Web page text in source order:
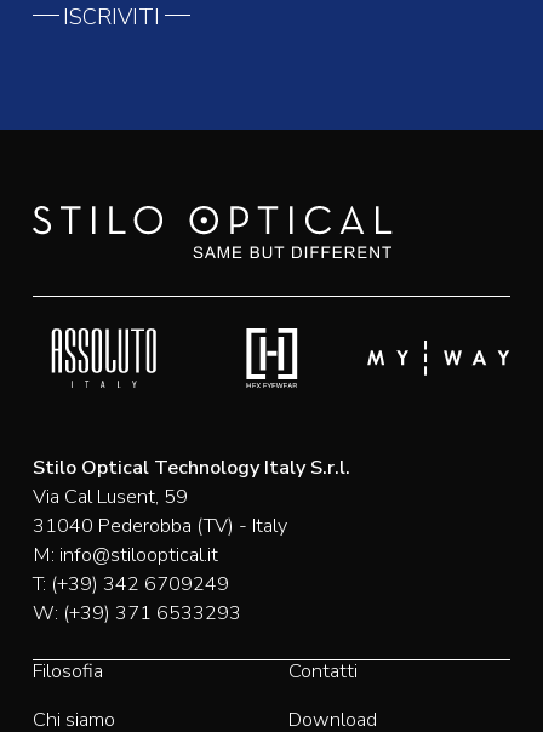
ISCRIVITI
Stilo Optical Technology Italy S.r.l.
Via Cal Lusent, 59
31040 Pederobba (TV) - Italy
M: info@stilooptical.it
T: (+39) 342 6709249
W: (+39) 371 6533293
Filosofia
Chi siamo
Contatti
Download